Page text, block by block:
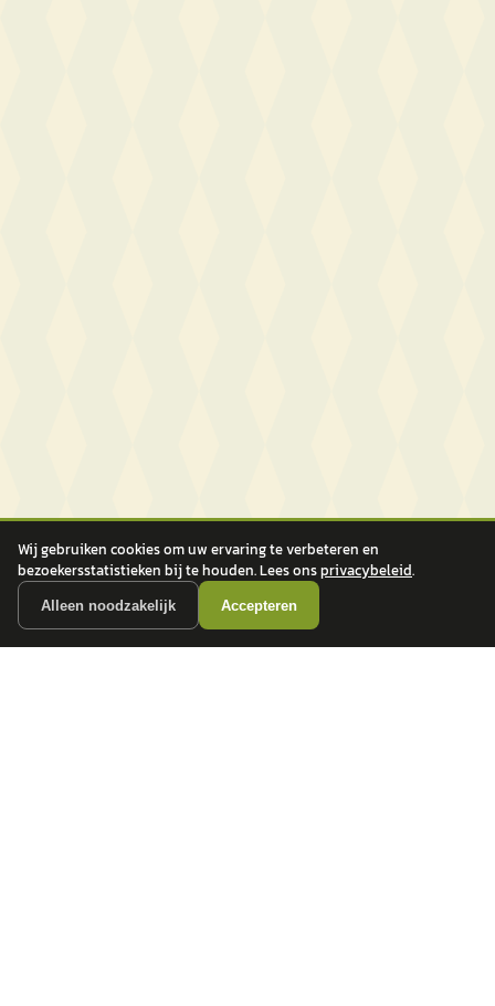
Wij gebruiken cookies om uw ervaring te verbeteren en
bezoekersstatistieken bij te houden. Lees onsprivacybeleid.
Alleen noodzakelijk Accepteren